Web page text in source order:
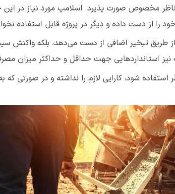
مخصوص صورت پذیرد. اسلامپ مورد نیاز در این
را از دست داده و دیگر در پروژه قابل استفاده
از طریق تبخیر اضافی از دست می‌دهد، بلکه واکنش
استانداردهایی جهت حداقل و حداکثر میزان
استفاده شود، کارایی لازم را نداشته و در صورتی